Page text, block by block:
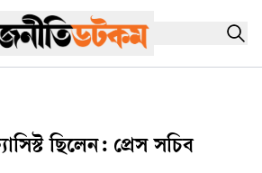
ছিলেন: প্রেস সচিব